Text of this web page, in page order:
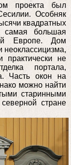
проекта был
Особняк
квадратных
самая большая
Европе. Дом
неоклассицизма,
практически не
портала,
Часть окон на
можно найти
старинными
стране